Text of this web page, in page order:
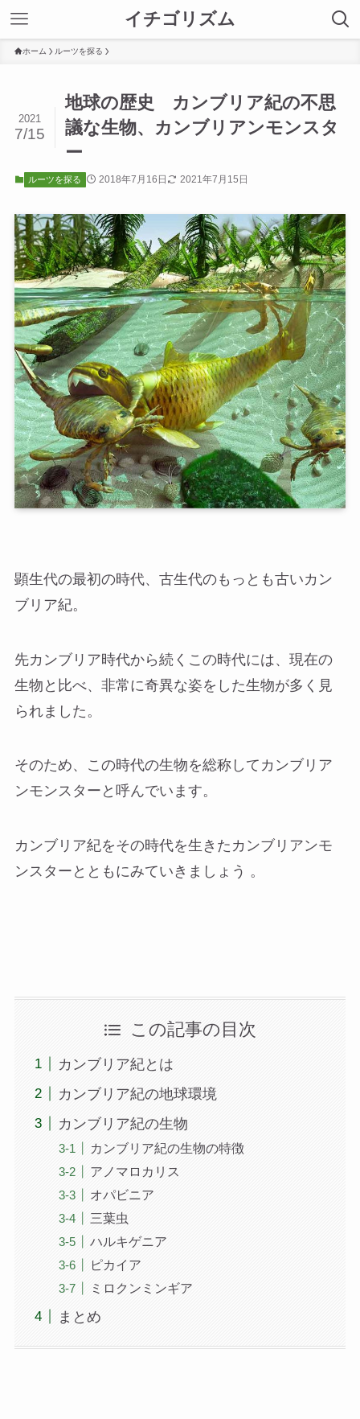
イチゴリズム
ホーム ルーツを探る
地球の歴史 カンブリア紀の不思
議な生物、カンブリアンモンスタ
ー
2021
7/15
ルーツを探る 2018年7月16日 2021年7月15日
顕生代の最初の時代、古生代のもっとも古いカン
ブリア紀。
先カンブリア時代から続くこの時代には、現在の
生物と比べ、非常に奇異な姿をした生物が多く見
られました。
そのため、この時代の生物を総称してカンブリア
ンモンスターと呼んでいます。
カンブリア紀をその時代を生きたカンブリアンモ
ンスターとともにみていきましょう 。
この記事の目次
カンブリア紀とは
カンブリア紀の地球環境
カンブリア紀の生物
カンブリア紀の生物の特徴
アノマロカリス
オパビニア
三葉虫
ハルキゲニア
ピカイア
ミロクンミンギア
まとめ